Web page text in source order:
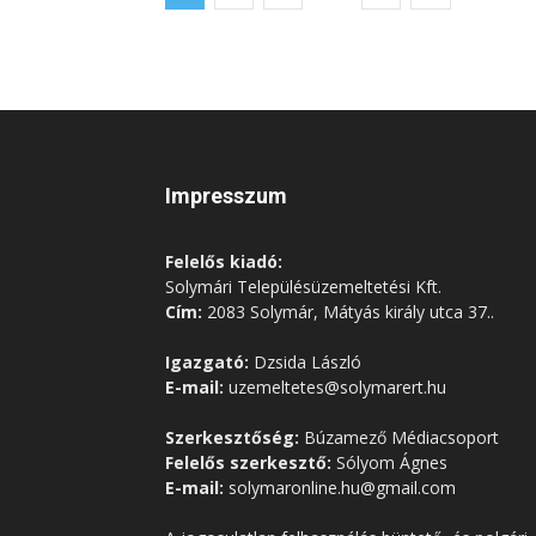
Impresszum
Felelős kiadó:
Solymári Településüzemeltetési Kft.
Cím: 2083 Solymár, Mátyás király utca 37..
Igazgató: Dzsida László
E-mail: uzemeltetes@solymarert.hu
Szerkesztőség: Búzamező Médiacsoport
Felelős szerkesztő: Sólyom Ágnes
E-mail: solymaronline.hu@gmail.com